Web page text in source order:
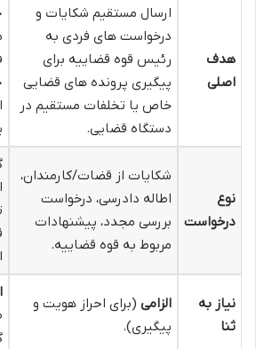
هدف
اصلی
ارسال مستقیم شکایات و
درخواست های فردی به
رئیس قوه قضاییه برای
پیگیری پرونده های قضایی
خاص یا تخلفات مستقیم در
دستگاه قضایی.
نوع
درخواست
شکایات از قضات/کارمندان،
اطاله دادرسی، درخواست
بررسی مجدد، پیشنهادات
مربوط به قوه قضاییه.
نیاز به
ثنا
الزامی (برای احراز هویت و
پیگیری).